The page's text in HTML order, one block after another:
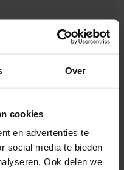
Over
cookies
en advertenties te
social media te bieden
Ook delen we
cart